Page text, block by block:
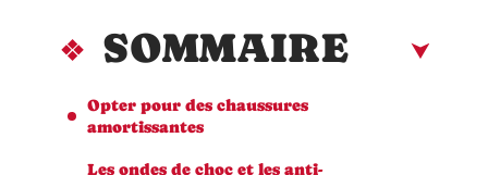
SOMMAIRE
Opter pour des chaussures
amortissantes
Les ondes de choc et les anti-